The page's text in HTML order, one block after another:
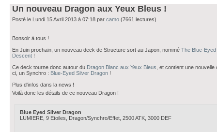
Un nouveau Dragon aux Yeux Bleus !
Posté le Lundi 15 Avril 2013 à 07:18 par camo (7661 lectures)
Bonsoir à tous !
En Juin prochain, un nouveau deck de Structure sort au Japon, nommé The Blue-
Descent !
Ce deck tourne donc autour du Dragon Blanc aux Yeux Bleus , et contient une
ci, un Synchro : Blue-Eyed Silver Dragon !
Plus d'infos dans la news !
Voilà donc les détails de ce nouveau Dragon !
Blue Eyed Silver Dragon
LUMIERE, 9 Etoiles, Dragon/Synchro/Effet, 2500 ATK, 3000 DEF